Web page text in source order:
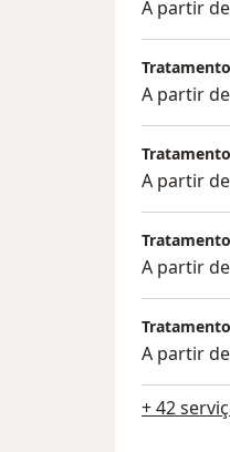
A partir
A partir
A partir
A partir
A partir
+ 42